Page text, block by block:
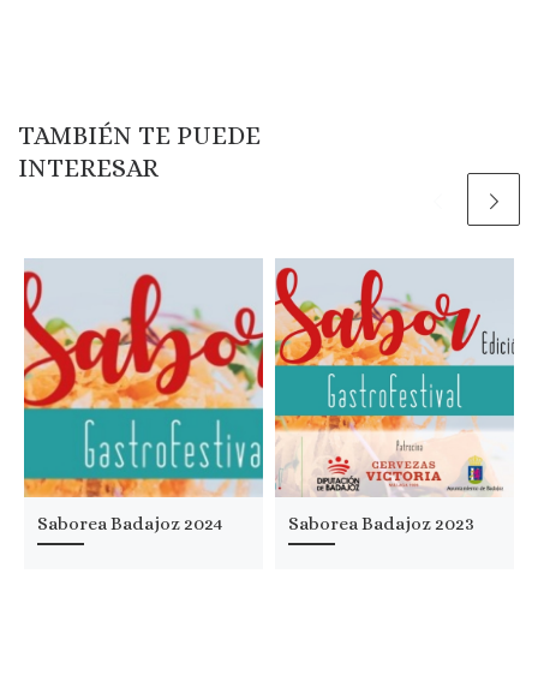
TAMBIÉN TE PUEDE
INTERESAR
Saborea Badajoz 2024 Saborea Badajoz 2023